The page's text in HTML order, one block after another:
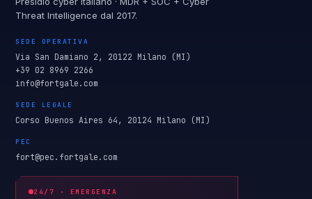
Threat Intelligence dal 2017.
SEDE OPERATIVA
Via San Damiano 2, 20122 Milano (MI)
+39 02 8969 2266
info@fortgale.com
SEDE LEGALE
Corso Buenos Aires 64, 20124 Milano (MI)
PEC
fort@pec.fortgale.com
24/7 · EMERGENZA